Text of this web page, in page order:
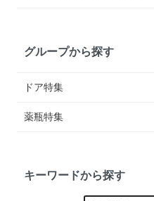
グループから探す
ドア特集
薬瓶特集
キーワードから探す